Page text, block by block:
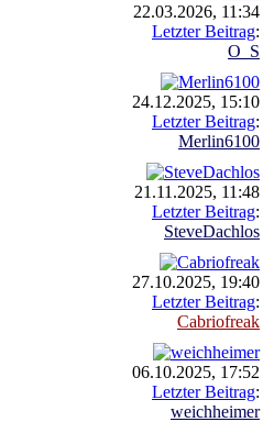
22.03.2026, 11:34
Letzter Beitrag:
O_S
24.12.2025, 15:10
Letzter Beitrag:
Merlin6100
21.11.2025, 11:48
Letzter Beitrag:
SteveDachlos
27.10.2025, 19:40
Letzter Beitrag:
Cabriofreak
06.10.2025, 17:52
Letzter Beitrag:
weichheimer